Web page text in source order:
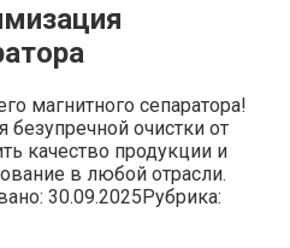
магнитного сепаратора!
очистки от
качество продукции и
в любой отрасли.
30.09.2025Рубрика: